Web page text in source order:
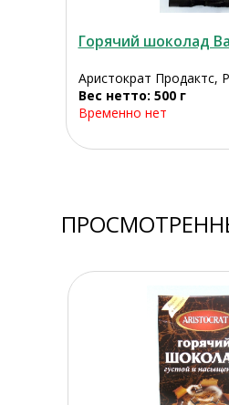
Горячий шоколад
Аристократ Продактс,
Вес нетто: 500 г
Временно нет